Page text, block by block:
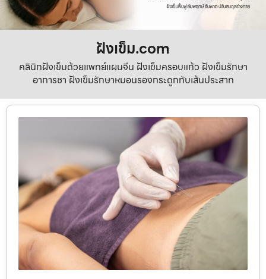
ฝังเข็ม.com
คลินิกฝังเข็มด้วยแพทย์แผนจีน ฝังเข็มครอบแก้ว ฝังเข็มรักษา
อาการชา ฝังเข็มรักษาหมอนรองกระดูกทับเส้นประสาท